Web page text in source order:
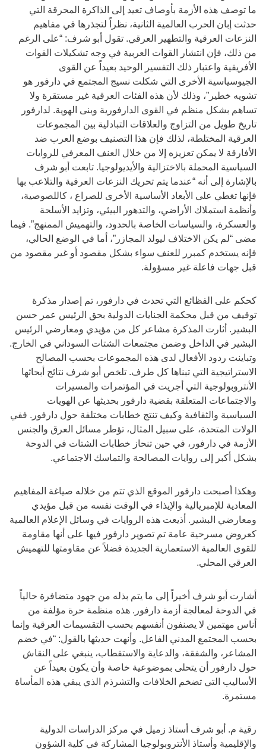
ما توصف هذه الأزمة بأوصاف تعيد إلى الذاكرة المحرقة التي
حدثت إبان الحرب العالمية الثانية، نظراً لتجذرها في مفاهيم
النزعات العرقية والتطهير العرقي. تقول أبو شرف: “على الرغم
من ذلك، فإن انتشار القوات العربية في وجه تشكيلات القوات
الأفريقية واعتبار ذلك التفسير الوحيد بعيداً عن القوى
الجيوسياسية الأخرى التي شكلت نسيج المجتمع في دارفور هو
تشويه خطير”، وذلك لأن هذه الفئات العرقية غير مستقرة ولا
تساهم بشكل منظم في القوى الدارفورية وبنى الهوية. لدارفور
تاريخ طويل من التزاوج والعلاقات التبادلية بين المجموعات
العرقية المختلطة، لذلك فإن هذا التصنيف بوضع العرب ضد
الأفارقة لا يمكن تعزيزه إلا من خلال العنف المعرفي للروايات
السياسية المحملة بالاختزالية والأيديولوجيا. تابعت أبو شرف
بالإشارة إلى أنه “عندما يتم تحريك النزعات العرقية والتلاعب بها
فإنها تغطي على الأبعاد الأساسية الأخرى للصراع ، كاللصوصية،
وأنظمة استملاك الأراضي، والتدهور البيئي، وتزايد الأسلحة
والعسكرة، والسياسات الخاصة بالحدود، والتهميش الممنهج”. فيما
مضى “لم يكن الاختلاف ليولد المجازر”، أما في الوضع الحالي،
فإنه يستخدم كمبرر للعنف سواء بشكل مقصود أو غير مقصود من
قبل جهات فاعلة غير مسؤولة.
كحكم على الفظائع التي تحدث في دارفور، تم إصدار مذكرة
توقيف من قبل محكمة الجنايات الدولية بحق الرئيس عمر حسن
البشير. أثارت المذكرة مشاعر كل من مؤيدي ومعارضي الرئيس
البشير في الداخل وضمن مجتمعات الشتات السوداني في الخارج.
وتباينت ردود الأفعال لدى هذه المجموعات بحسب المصالح
الاستراتيجية التي تبناها كل طرف. تلخص أبو شرف نتائج أبحاثها
الأنتروبولوجية التي أجريت في المؤتمرات والمسيرات
والاجتماعات المتعلقة بقضية دارفور بحديثها عن الهويات
السياسية والثقافية وكيف تنتج خطابات مختلفة حول دارفور. ففي
الولات المتحدة، على سبيل المثال، تؤطر مسائل العرق والجنس
الأزمة في دارفور، في حين تنحاز خطابات الشتات في الدوحة
بشكل أكبر إلى روايات المصالحة والتماسك الاجتماعي.
وهكذا أصبحت دارفور الموقع الذي تتم من خلاله صياغة المفاهيم
المعادية للإمبريالية والإيذاء في الوقت نفسه من قبل مؤيدي
ومعارضي البشير. أذيعت هذه الروايات في وسائل الإعلام العالمية
كعروض مسرحية عامة تم تصوير دارفور فيها على أنها مقاومة
للقوى العالمية الاستعمارية الجديدة فضلاً عن مقاومتها للتهميش
العرقي المحلي.
أشارت أبو شرف أخيراً إلى ما يتم بذله من جهود متضافرة حالياً
في الدوحة لمعالجة أزمة دارفور. هذه منظمة حرة مؤلفة من
أناس مهتمين لا يصنفون أنفسهم بحسب التقسيمات العرقية وإنما
بحسب المجتمع المدني الفاعل. وأنهت حديثها بالقول: “في خضم
المشاعر، والشفقة، والدعاية والاستقطاب، ينبغي على النقاش
حول دارفور أن يتحلى بموضوعية خاصة وأن يكون بعيداً عن
الأساليب التي تضخم الخلافات والتشرذم الذي يبقي هذه المأساة
مستمرة.
رقية م. أبو شرف أستاذ زميل في مركز الدراسات الدولية
والإقليمية وأستاذ الأنتروبولوجيا المشاركة في كلية الشؤون